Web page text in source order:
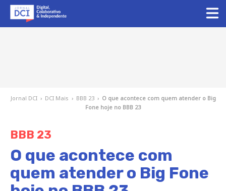
Jornal DCI › DCI Mais › BBB 23 › O que acontece com quem atender o Big
Fone hoje no BBB 23
BBB 23
O que acontece com
quem atender o Big Fone